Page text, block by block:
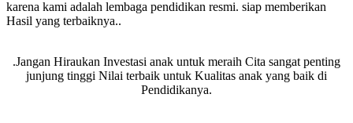
karena kami adalah lembaga pendidikan resmi. siap memberikan
Hasil yang terbaiknya..
.Jangan Hiraukan Investasi anak untuk meraih Cita sangat penting
junjung tinggi Nilai terbaik untuk Kualitas anak yang baik di
Pendidikanya.